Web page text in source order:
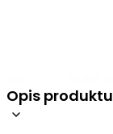
Opis produktu